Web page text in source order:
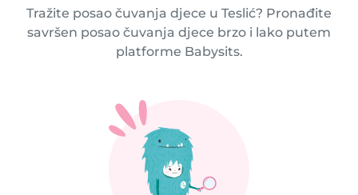
Tražite posao čuvanja djece u Teslić? Pronađite
savršen posao čuvanja djece brzo i lako putem
platforme Babysits.